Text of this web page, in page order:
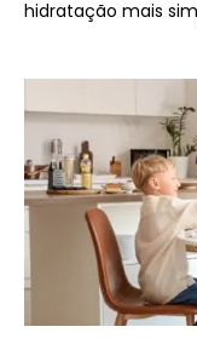
hidratação mais